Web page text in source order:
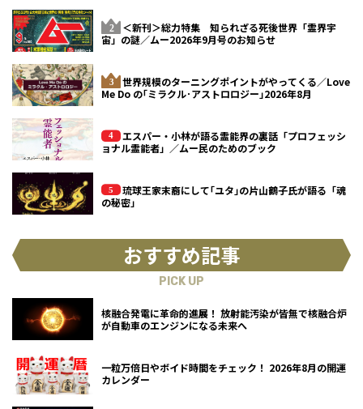
＜新刊＞総力特集 知られざる死後世界「霊界宇
宙」の謎／ムー2026年9月号のお知らせ
世界規模のターニングポイントがやってくる／Love
Me Do の｢ミラクル･アストロロジー｣2026年8月
エスパー・小林が語る霊能界の裏話「プロフェッシ
ョナル霊能者」／ムー民のためのブック
琉球王家末裔にして｢ユタ｣の片山鶴子氏が語る「魂
の秘密」
おすすめ記事
PICK UP
核融合発電に革命的進展！ 放射能汚染が皆無で核融合炉
が自動車のエンジンになる未来へ
一粒万倍日やボイド時間をチェック！ 2026年8月の開運
カレンダー